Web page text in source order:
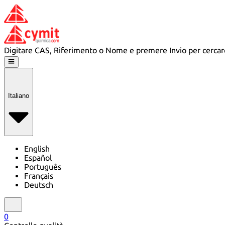
Digitare CAS, Riferimento o Nome e premere Invio per
Italiano
English
Español
Português
Français
Deutsch
0